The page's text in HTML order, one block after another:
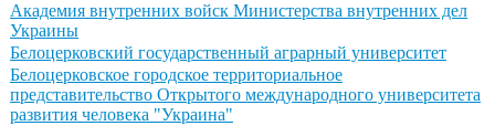
Академия внутренних войск Министерства внутренних дел
Украины
Белоцерковский государственный аграрный университет
Белоцерковское городское территориальное
представительство Открытого международного университета
развития человека "Украина"